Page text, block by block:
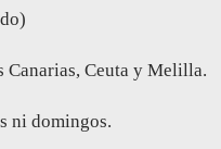
Canarias, Ceuta y Melilla.
ni domingos.